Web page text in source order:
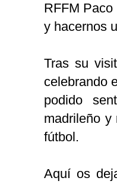
RFFM
y hacernos
Tras su
celebrando
podido
madrileño y
fútbol.
Aquí os